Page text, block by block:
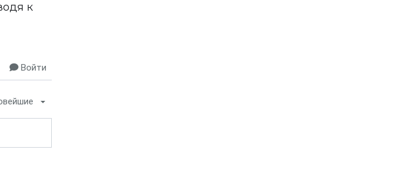
к
Войти